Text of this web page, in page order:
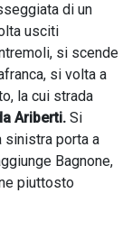
di un
usciti
si scende
si volta a
la cui strada
Ariberti. Si
sinistra porta a
Bagnone,
piuttosto